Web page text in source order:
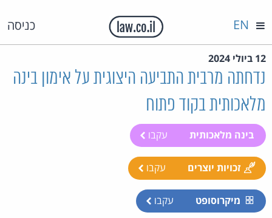
כניסה EN
12 ביולי 2024
נדחתה מרבית התביעה היצוגית על אימון בינה
מלאכותית בקוד פתוח
בינה מלאכותית עקבו
זכויות יוצרים עקבו
מיקרוסופט עקבו